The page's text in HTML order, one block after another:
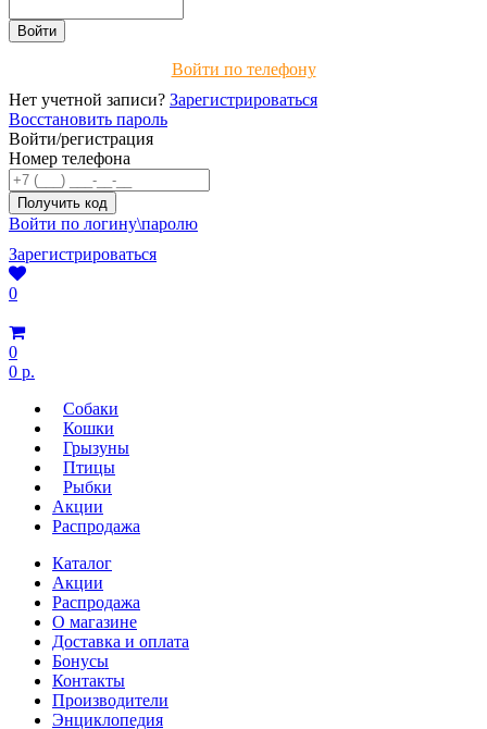
Войти по телефону
Нет учетной записи? Зарегистрироваться
Восстановить пароль
Войти/регистрация
Номер телефона
Войти по логину\паролю
Зарегистрироваться
0
0
0 р.
Собаки
Кошки
Грызуны
Птицы
Рыбки
Акции
Распродажа
Каталог
Акции
Распродажа
О магазине
Доставка и оплата
Бонусы
Контакты
Производители
Энциклопедия